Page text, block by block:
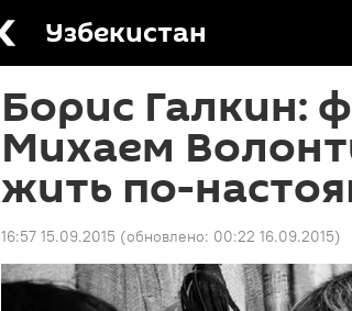
Узбекистан
Борис Галкин:
Михаем
жить по-
16:57 15.09.2015 (обновлено: 00:22 16.09.2015)